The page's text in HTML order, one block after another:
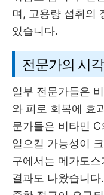
며, 고용량 섭취의
있습니다.
전문가의 시각
일부 전문가들은
와 피로 회복에 효
문가들은 비타민
일으킬 가능성이
구에서는 메가도
결과도 나왔습니